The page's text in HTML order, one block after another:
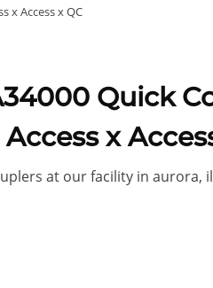
x Access x QC
Quick
x
at our facility in aurora,